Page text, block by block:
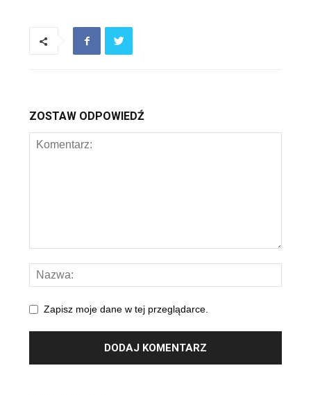
ZOSTAW ODPOWIEDŹ
Zapisz moje dane w tej przeglądarce.